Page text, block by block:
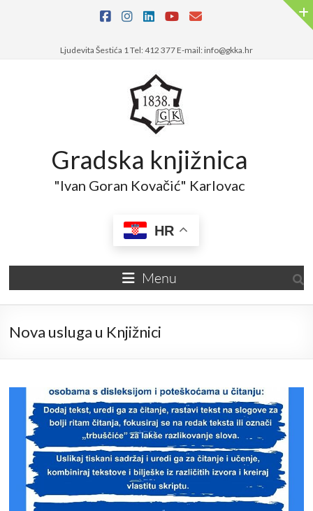
Ljudevita Šestića 1 Tel: 412 377 E-mail: info@gkka.hr
Gradska knjižnica
"Ivan Goran Kovačić" Karlovac
HR
Menu
Nova usluga u Knjižnici